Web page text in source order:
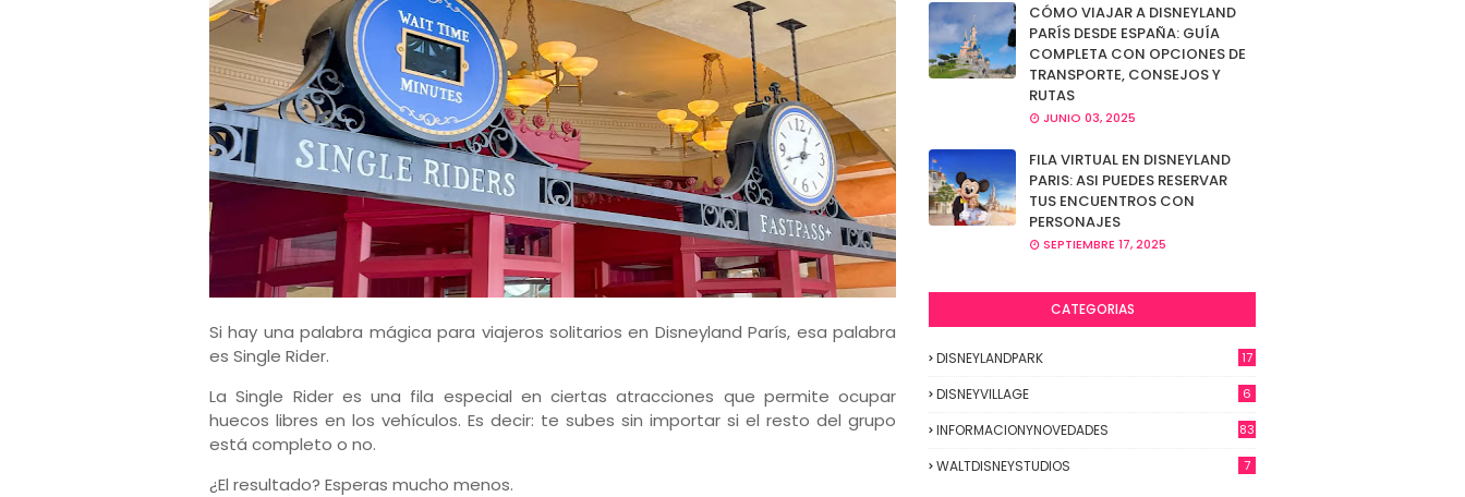
Si hay una palabra mágica para viajeros solitarios en Disneyland París, esa palabra
es Single Rider.
La Single Rider es una fila especial en ciertas atracciones que permite ocupar
huecos libres en los vehículos. Es decir: te subes sin importar si el resto del grupo
está completo o no.
¿El resultado? Esperas mucho menos.
CÓMO VIAJAR A DISNEYLAND
PARÍS DESDE ESPAÑA: GUÍA
COMPLETA CON OPCIONES DE
TRANSPORTE, CONSEJOS Y
RUTAS
JUNIO 03, 2025
FILA VIRTUAL EN DISNEYLAND
PARIS: ASI PUEDES RESERVAR
TUS ENCUENTROS CON
PERSONAJES
SEPTIEMBRE 17, 2025
CATEGORIAS
DISNEYLANDPARK 17
DISNEYVILLAGE 6
INFORMACIONYNOVEDADES 83
WALTDISNEYSTUDIOS 7